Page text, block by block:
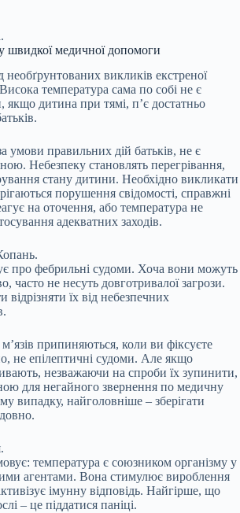
швидкої медичної допомоги
необґрунтованих викликів екстреної
температура сама по собі не є
якщо дитина при тямі, п’є достатньо
умови правильних дій батьків, не є
Небезпеку становлять перегрівання,
стану дитини. Необхідно викликати
порушення свідомості, справжні
на оточення, або температура не
адекватних заходів.
про фебрильні судоми. Хоча вони можуть
часто не несуть довготривалої загрози.
їх від небезпечних
припиняються, коли ви фіксуєте
не епілептичні судоми. Але якщо
незважаючи на спроби їх зупинити,
для негайного звернення по медичну
випадку, найголовніше – зберігати
температура є союзником організму у
агентами. Вона стимулює вироблення
імунну відповідь. Найгірше, що
– це піддатися паніці.